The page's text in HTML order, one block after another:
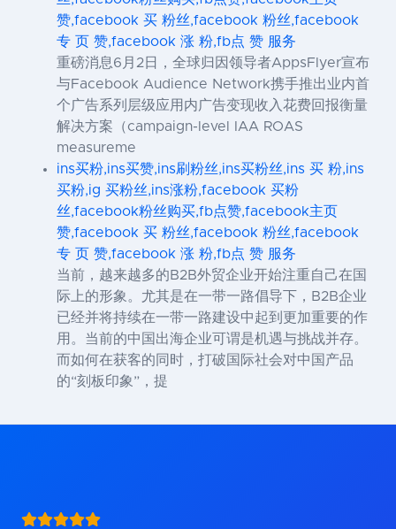
赞,facebook 买 粉丝,facebook 粉丝,facebook
专 页 赞,facebook 涨 粉,fb点 赞 服务
重磅消息6月2日，全球归因领导者AppsFlyer宣布
与Facebook Audience Network携手推出业内首
个广告系列层级应用内广告变现收入花费回报衡量
解决方案（campaign-level IAA ROAS
measureme
ins买粉,ins买赞,ins刷粉丝,ins买粉丝,ins 买 粉,ins
买粉,ig 买粉丝,ins涨粉,facebook 买粉
丝,facebook粉丝购买,fb点赞,facebook主页
赞,facebook 买 粉丝,facebook 粉丝,facebook
专 页 赞,facebook 涨 粉,fb点 赞 服务
当前，越来越多的B2B外贸企业开始注重自己在国
际上的形象。尤其是在一带一路倡导下，B2B企业
已经并将持续在一带一路建设中起到更加重要的作
用。当前的中国出海企业可谓是机遇与挑战并存。
而如何在获客的同时，打破国际社会对中国产品
的“刻板印象”，提